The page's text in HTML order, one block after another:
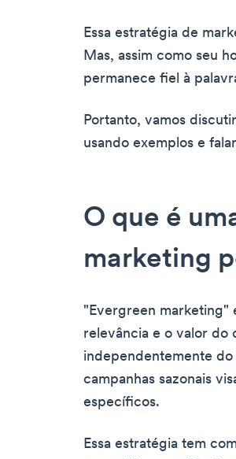
Essa estratégia de
Mas, assim como seu
permanece fiel à
Portanto, vamos
usando exemplos e
O que é
marketing
"Evergreen marketing"
relevância e o valor do
independentemente
campanhas sazonais
específicos.
Essa estratégia tem